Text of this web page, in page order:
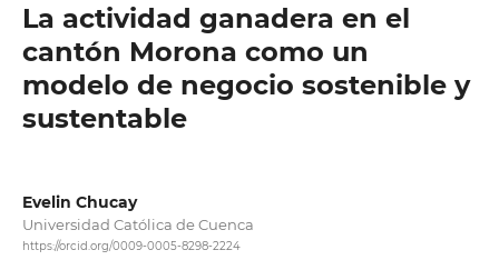
La actividad ganadera en el
cantón Morona como un
modelo de negocio sostenible y
sustentable
Evelin Chucay
Universidad Católica de Cuenca
https://orcid.org/0009-0005-8298-2224